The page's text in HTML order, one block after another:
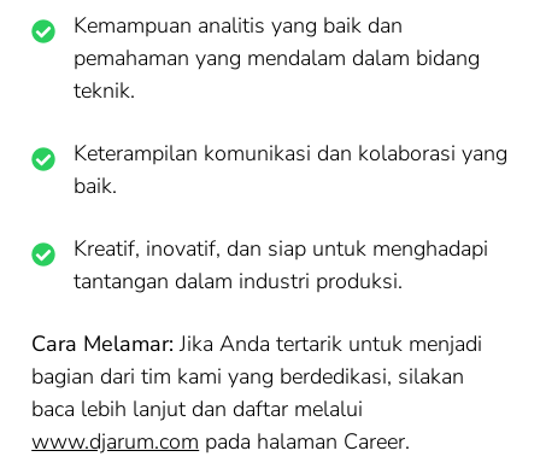
Kemampuan analitis yang baik dan
pemahaman yang mendalam dalam bidang
teknik.
Keterampilan komunikasi dan kolaborasi yang
baik.
Kreatif, inovatif, dan siap untuk menghadapi
tantangan dalam industri produksi.
Cara Melamar: Jika Anda tertarik untuk menjadi
bagian dari tim kami yang berdedikasi, silakan
baca lebih lanjut dan daftar melalui
www.djarum.com pada halaman Career.